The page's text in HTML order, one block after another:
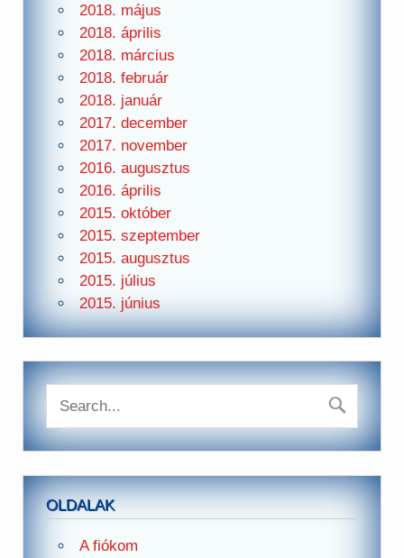
2018. május
2018. április
2018. március
2018. február
2018. január
2017. december
2017. november
2016. augusztus
2016. április
2015. október
2015. szeptember
2015. augusztus
2015. július
2015. június
OLDALAK
A fiókom